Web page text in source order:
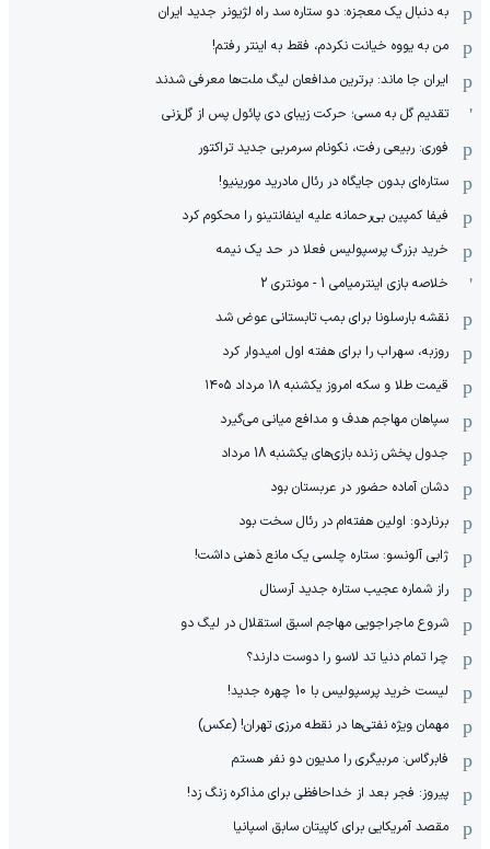
به دنبال یک معجزه: دو ستاره سد راه لژیونر جدید ایران
من به یووه خیانت نکردم، فقط به اینتر رفتم!
ایران جا ماند: برترین مدافعان لیگ ملت‌ها معرفی شدند
تقدیم گل به مسی؛ حرکت زیبای دی پائول پس از گل‌زنی
فوری: ربیعی رفت، نکونام سرمربی جدید تراکتور
ستاره‌ای بدون جایگاه در رئال مادرید مورینیو!
فیفا کمپین بی‌رحمانه علیه اینفانتینو را محکوم کرد
خرید بزرگ پرسپولیس فعلا در حد یک نیمه
خلاصه بازی اینترمیامی 1 - مونتری 2
نقشه بارسلونا برای بمب تابستانی عوض شد
روزبه، سهراب را برای هفته اول امیدوار کرد
قیمت طلا و سکه امروز یکشنبه ۱۸ مرداد ۱۴۰۵
سپاهان مهاجم هدف و مدافع میانی می‌گیرد
جدول پخش زنده بازی‌های یکشنبه 18 مرداد
دشان آماده حضور در عربستان بود
برناردو: اولین هفته‌ام در رئال سخت بود
ژابی آلونسو: ستاره چلسی یک مانع ذهنی داشت!
راز شماره عجیب ستاره جدید آرسنال
شروع ماجراجویی مهاجم اسبق استقلال در لیگ دو
چرا تمام دنیا تد لاسو را دوست دارند؟
لیست خرید پرسپولیس با 10 چهره جدید!
مهمان‌ ویژه نفتی‌ها در نقطه مرزی تهران! (عکس)
فابرگاس: مربیگری را مدیون دو نفر هستم
پیروز: فجر بعد از خداحافظی برای مذاکره زنگ زد!
مقصد آمریکایی برای کاپیتان سابق اسپانیا